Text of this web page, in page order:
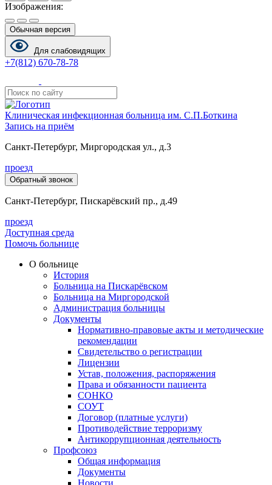
Изображения:
Обычная версия
Для слабовидящих
+7(812) 670-78-78
Клиническая инфекционная больница им. С.П.Боткина
Запись на приём
Санкт-Петербург, Миргородская ул., д.3
проезд
Обратный звонок
Санкт-Петербург, Пискарёвский пр., д.49
проезд
Доступная среда
Помочь больнице
О больнице
История
Больница на Пискарёвском
Больница на Миргородской
Администрация больницы
Документы
Нормативно-правовые акты и методические
рекомендации
Свидетельство о регистрации
Лицензии
Устав, положения, распоряжения
Права и обязанности пациента
СОНКО
СОУТ
Договор (платные услуги)
Противодействие терроризму
Антикоррупционная деятельность
Профсоюз
Общая информация
Документы
Новости